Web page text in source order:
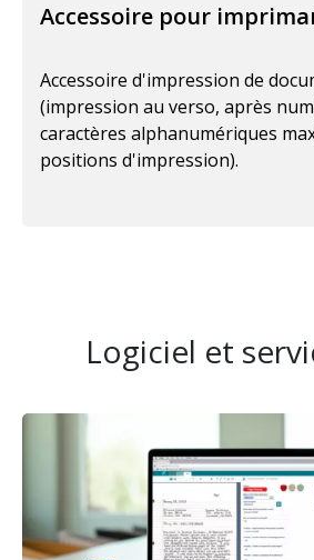
Accessoire pour
Accessoire d'impression de
(impression au verso, après
caractères alphanumériques
positions d'impression).
Logiciel et
Image